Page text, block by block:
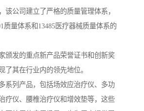
该公司建立了严格的质量管理体系，
质量体系和13485医疗器械质量体系的
颁发的重点新产品荣誉证书和创新奖
了其在行业内的领先地位。
系列产品，包括场效应治疗仪、多功
疗仪、腰椎治疗仪和增效垫等，这些